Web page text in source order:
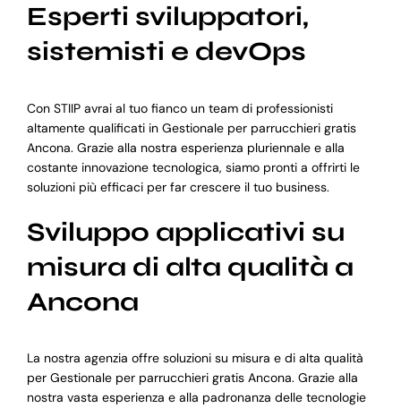
Esperti sviluppatori,
sistemisti e devOps
Con STIIP avrai al tuo fianco un team di professionisti
altamente qualificati in Gestionale per parrucchieri gratis
Ancona. Grazie alla nostra esperienza pluriennale e alla
costante innovazione tecnologica, siamo pronti a offrirti le
soluzioni più efficaci per far crescere il tuo business.
Sviluppo applicativi su
misura di alta qualità a
Ancona
La nostra agenzia offre soluzioni su misura e di alta qualità
per Gestionale per parrucchieri gratis Ancona. Grazie alla
nostra vasta esperienza e alla padronanza delle tecnologie